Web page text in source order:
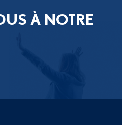
À NOTRE